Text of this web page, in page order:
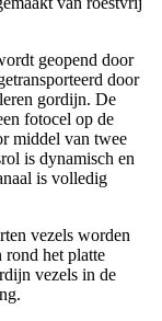
geopend door
door
gordijn. De
fotocel op de
middel van twee
is dynamisch en
is volledig
vezels worden
rond het platte
vezels in de